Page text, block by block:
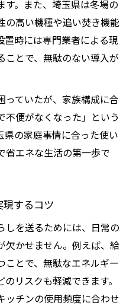
す。また、埼玉県は冬場の
の高い機種や追い焚き機能
時には専門業者による現
ことで、無駄のない導入が
っていたが、家族構成に合
不便がなくなった」という
の家庭事情に合った使い
省エネな生活の第一歩で
するコツ
しを送るためには、日常の
欠かせません。例えば、給
ことで、無駄なエネルギー
リスクも軽減できます。
ッチンの使用頻度に合わせ